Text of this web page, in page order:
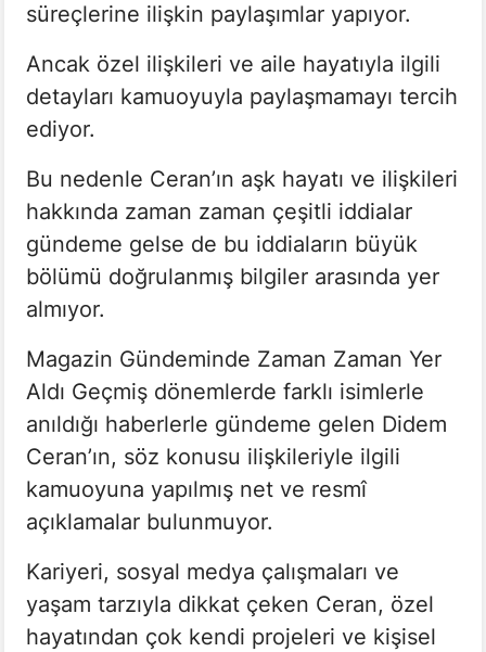
süreçlerine ilişkin paylaşımlar yapıyor.
Ancak özel ilişkileri ve aile hayatıyla ilgili
detayları kamuoyuyla paylaşmamayı tercih
ediyor.
Bu nedenle Ceran’ın aşk hayatı ve ilişkileri
hakkında zaman zaman çeşitli iddialar
gündeme gelse de bu iddiaların büyük
bölümü doğrulanmış bilgiler arasında yer
almıyor.
Magazin Gündeminde Zaman Zaman Yer
Aldı Geçmiş dönemlerde farklı isimlerle
anıldığı haberlerle gündeme gelen Didem
Ceran’ın, söz konusu ilişkileriyle ilgili
kamuoyuna yapılmış net ve resmî
açıklamalar bulunmuyor.
Kariyeri, sosyal medya çalışmaları ve
yaşam tarzıyla dikkat çeken Ceran, özel
hayatından çok kendi projeleri ve kişisel